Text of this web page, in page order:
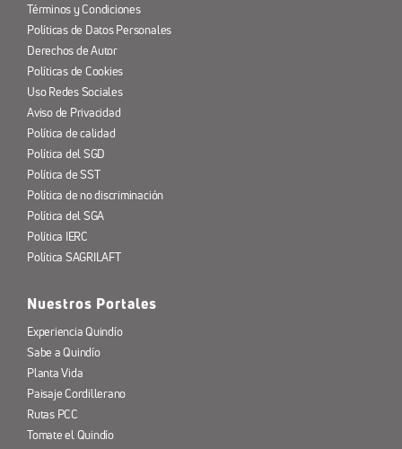
Términos y Condiciones
Políticas de Datos Personales
Derechos de Autor
Políticas de Cookies
Uso Redes Sociales
Aviso de Privacidad
Política de calidad
Política del SGD
Política de SST
Política de no discriminación
Política del SGA
Política IERC
Política SAGRILAFT
Nuestros Portales
Experiencia Quindío
Sabe a Quindío
Planta Vida
Paisaje Cordillerano
Rutas PCC
Tomate el Quindío